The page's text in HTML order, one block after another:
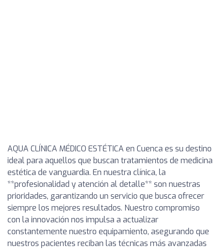
AQUA CLÍNICA MÉDICO ESTÉTICA en Cuenca es su destino
ideal para aquellos que buscan tratamientos de medicina
estética de vanguardia. En nuestra clínica, la
**profesionalidad y atención al detalle** son nuestras
prioridades, garantizando un servicio que busca ofrecer
siempre los mejores resultados. Nuestro compromiso
con la innovación nos impulsa a actualizar
constantemente nuestro equipamiento, asegurando que
nuestros pacientes reciban las técnicas más avanzadas